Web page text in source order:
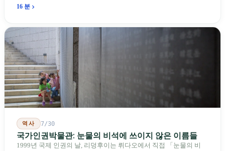
과하다. 2026년 4월, 미국 양당 소속 상원의원 4명이 《타이완을 위
를 드러낸다: 타이완의 진입이 너무 느려 미국 스스로가 입법을 통해
장벽을 낮춰야 한다는 점이다. 타이완에서 46년간 원격 조종 장난감
비행기를 만들어 온 한 회사가 오하이오주에 두 번째 공장을 건설할
계획을 세우고 있다.
16 분
역사 7/30
국가인권박물관: 눈물의 비석에 쓰이지 않은 이름들
1999년 국제 인권의 날, 리덩후이는 뤼다오에서 직접 「눈물의 비